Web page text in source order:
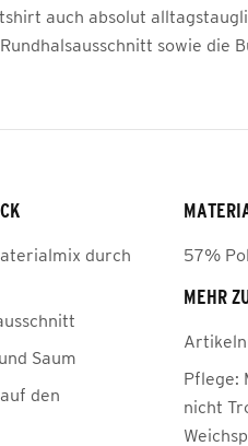
auch absolut
sowie die
durch
Saum
den
57%
MEHR
Pflege:
nicht